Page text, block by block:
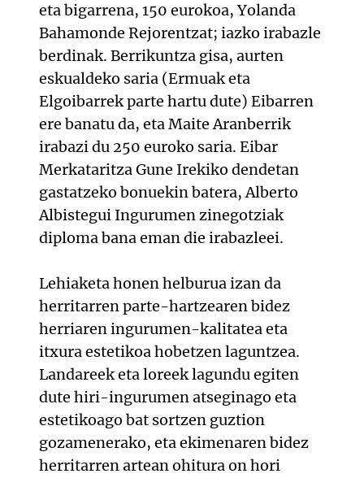
eta bigarrena, 150 eurokoa, Yolanda
Bahamonde Rejorentzat; iazko irabazle
berdinak. Berrikuntza gisa, aurten
eskualdeko saria (Ermuak eta
Elgoibarrek parte hartu dute) Eibarren
ere banatu da, eta Maite Aranberrik
irabazi du 250 euroko saria. Eibar
Merkataritza Gune Irekiko dendetan
gastatzeko bonuekin batera, Alberto
Albistegui Ingurumen zinegotziak
diploma bana eman die irabazleei.
Lehiaketa honen helburua izan da
herritarren parte-hartzearen bidez
herriaren ingurumen-kalitatea eta
itxura estetikoa hobetzen laguntzea.
Landareek eta loreek lagundu egiten
dute hiri-ingurumen atseginago eta
estetikoago bat sortzen guztion
gozamenerako, eta ekimenaren bidez
herritarren artean ohitura on hori